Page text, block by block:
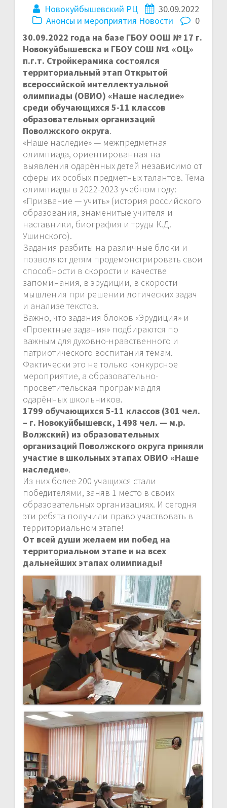
Новокуйбышевский РЦ
30.09.2022
Анонсы и мероприятия Новости
0
30.09.2022 года на базе ГБОУ ООШ № 17 г.
Новокуйбышевска и ГБОУ СОШ №1 «ОЦ»
п.г.т. Стройкерамика состоялся
территориальный этап Открытой
всероссийской интеллектуальной
олимпиады (ОВИО) «Наше наследие»
среди обучающихся 5-11 классов
образовательных организаций
Поволжского округа.
«Наше наследие» — межпредметная
олимпиада, ориентированная на
выявления одарённых детей независимо от
сферы их особых предметных талантов. Тема
олимпиады в 2022-2023 учебном году:
«Призвание — учить» (история российского
образования, знаменитые учителя и
наставники, биография и труды К.Д.
Ушинского).
Задания разбиты на различные блоки и
позволяют детям продемонстрировать свои
способности в скорости и качестве
запоминания, в эрудиции, в скорости
мышления при решении логических задач
и анализе текстов.
Важно, что задания блоков «Эрудиция» и
«Проектные задания» подбираются по
важным для духовно-нравственного и
патриотического воспитания темам.
Фактически это не только конкурсное
мероприятие, а образовательно-
просветительская программа для
одарённых школьников.
1799 обучающихся 5-11 классов (301 чел.
– г. Новокуйбышевск, 1498 чел. — м.р.
Волжский) из образовательных
организаций Поволжского округа приняли
участие в школьных этапах ОВИО «Наше
наследие».
Из них более 200 учащихся стали
победителями, заняв 1 место в своих
образовательных организациях. И сегодня
эти ребята получили право участвовать в
территориальном этапе!
От всей души желаем им побед на
территориальном этапе и на всех
дальнейших этапах олимпиады!